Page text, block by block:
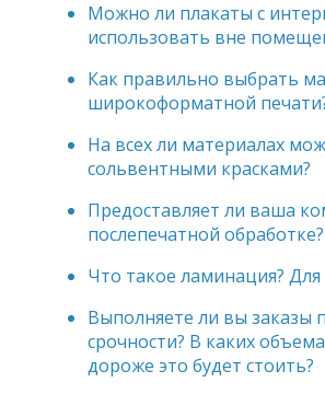
Можно ли плакаты с
использовать вне
Как правильно выбрать
широкоформатной
На всех ли материалах
сольвентными красками?
Предоставляет ли ваша
послепечатной обработке?
Что такое ламинация? Для
Выполняете ли вы заказы
срочности? В каких
дороже это будет стоить?